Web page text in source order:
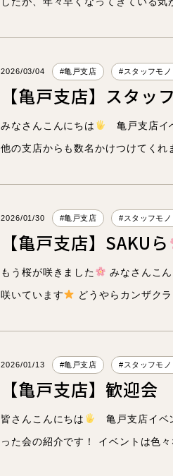
対談インタビュー
看護師
看護師
2026/03/04 #亀戸支店 #スタッフモ
【亀戸支店】スタッ
みなさんこんにちは
亀戸支店イ
他の支店からも数名かけつけてくれ
2026/01/30 #亀戸支店 #スタッフモ
【亀戸支店】SAKUら
もう桜が咲きました みなさんこ
咲いています
どうやらカンザク
2026/01/13 #亀戸支店 #スタッフモ
【亀戸支店】歓迎
皆さんこんにちは
亀戸支店イベ
った会の紹介です！ イベントは色